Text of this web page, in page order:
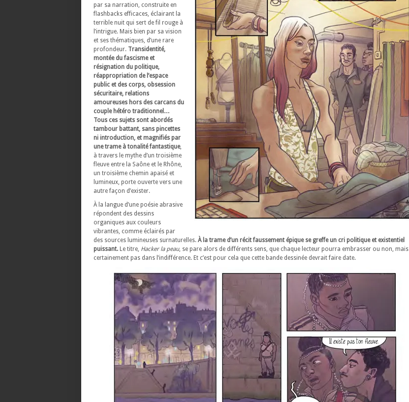
par sa narration, construite en
flashbacks efficaces, éclairant la
terrible nuit qui sert de fil rouge à
l’intrigue. Mais bien par sa vision
et ses thématiques, d’une rare
profondeur. Transidentité,
montée du fascisme et
résignation du politique,
réappropriation de l’espace
public et des corps, obsession
sécuritaire, relations
amoureuses hors des carcans du
couple hétéro traditionnel…
Tous ces sujets sont abordés
tambour battant, sans pincettes
ni introduction, et magnifiés par
une trame à tonalité fantastique,
à travers le mythe d’un troisième
fleuve entre la Saône et le Rhône,
un troisième chemin apaisé et
lumineux, porte ouverte vers une
autre façon d’exister.
À la langue d’une poésie abrasive
répondent des dessins
organiques aux couleurs
vibrantes, comme éclairés par
des sources lumineuses surnaturelles. À la trame d’un récit faussement épique se greffe un cri politique et existentiel
puissant. Le titre, Hacker la peau, se pare alors de différents sens, que chaque lecteur pourra embrasser ou non, mais
certainement pas dans l’indifférence. Et c’est pour cela que cette bande dessinée devrait faire date.